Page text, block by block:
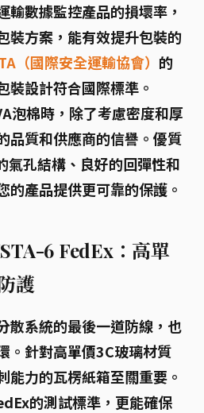
輸數據監控產品的損壞率，
裝方案，能有效提升包裝的
（國際安全運輸協會） 的
裝設計符合國際標準。
泡棉時，除了考慮密度和厚
品質和供應商的信譽 。優質
氣孔結構、良好的回彈性和
的產品提供更可靠的保護。
6 FedEx：高單
護
散系統的最後一道防線，也
。針對高單價3C玻璃材質
能力的瓦楞紙箱至關重要。
的測試標準，更能確保